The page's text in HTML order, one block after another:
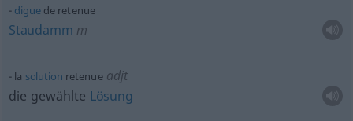
diguede retenue
Staudamm m
la solution retenueadjt
die gewählte Lösung